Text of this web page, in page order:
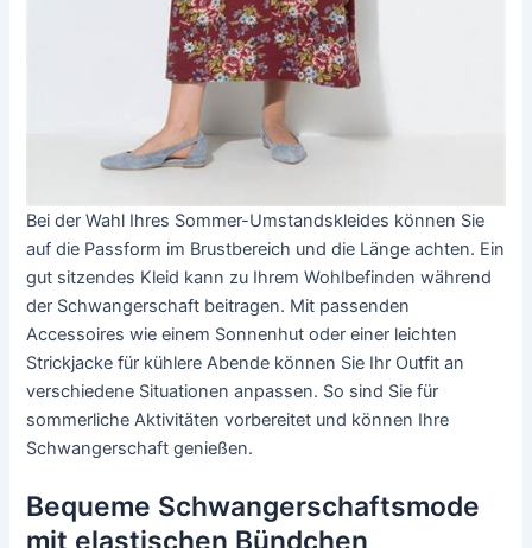
Bei der Wahl Ihres Sommer-Umstandskleides können Sie
auf die Passform im Brustbereich und die Länge achten. Ein
gut sitzendes Kleid kann zu Ihrem Wohlbefinden während
der Schwangerschaft beitragen. Mit passenden
Accessoires wie einem Sonnenhut oder einer leichten
Strickjacke für kühlere Abende können Sie Ihr Outfit an
verschiedene Situationen anpassen. So sind Sie für
sommerliche Aktivitäten vorbereitet und können Ihre
Schwangerschaft genießen.
Bequeme Schwangerschaftsmode
mit elastischen Bündchen